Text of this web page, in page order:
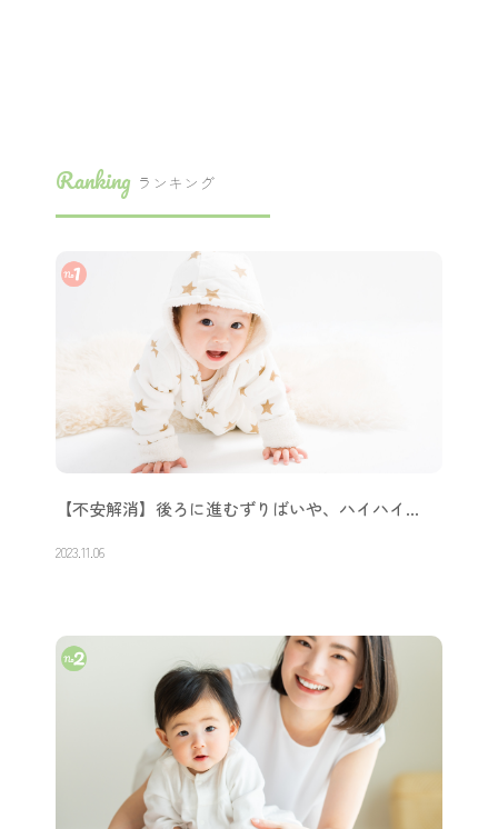
Ranking ランキング
【不安解消】後ろに進むずりばいや、ハイハイ…
2023.11.06